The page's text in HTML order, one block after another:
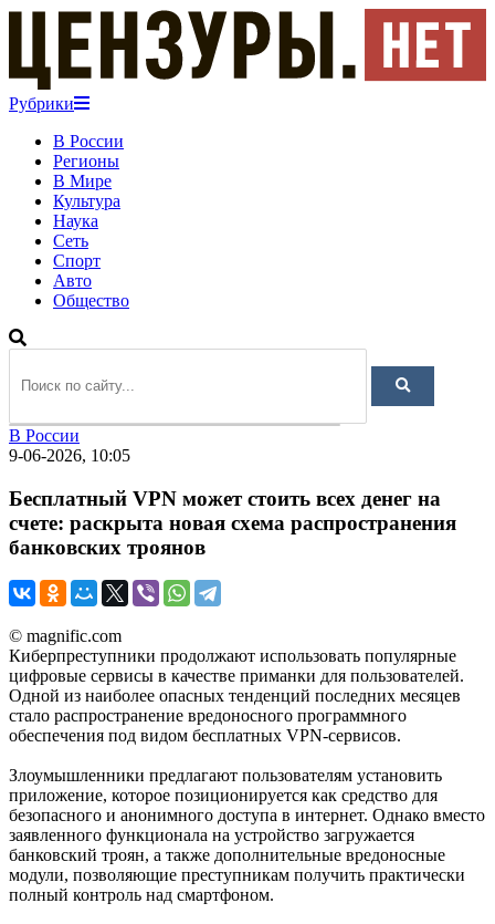
Рубрики
В России
Регионы
В Мире
Культура
Наука
Сеть
Спорт
Авто
Общество
В России
9-06-2026, 10:05
Бесплатный VPN может стоить всех денег на
счете: раскрыта новая схема распространения
банковских троянов
© magnific.com
Киберпреступники продолжают использовать популярные
цифровые сервисы в качестве приманки для пользователей.
Одной из наиболее опасных тенденций последних месяцев
стало распространение вредоносного программного
обеспечения под видом бесплатных VPN-сервисов.
Злоумышленники предлагают пользователям установить
приложение, которое позиционируется как средство для
безопасного и анонимного доступа в интернет. Однако вместо
заявленного функционала на устройство загружается
банковский троян, а также дополнительные вредоносные
модули, позволяющие преступникам получить практически
полный контроль над смартфоном.